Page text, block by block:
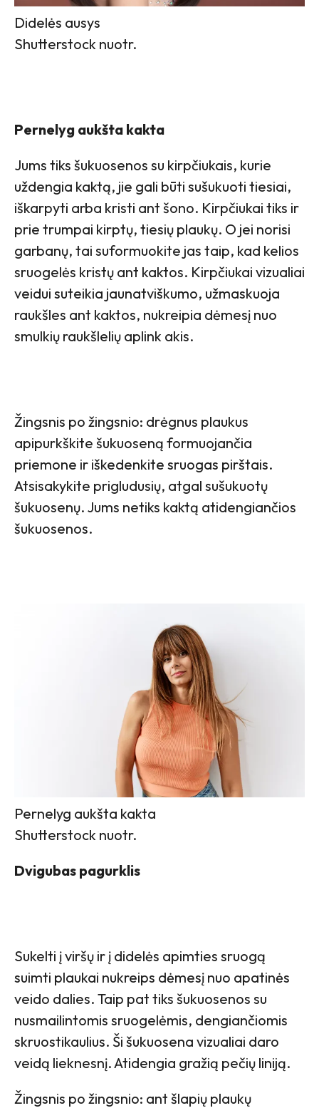
Didelės ausys
Shutterstock nuotr.
Pernelyg aukšta kakta
Jums tiks šukuosenos su kirpčiukais, kurie
uždengia kaktą, jie gali būti sušukuoti tiesiai,
iškarpyti arba kristi ant šono. Kirpčiukai tiks ir
prie trumpai kirptų, tiesių plaukų. O jei norisi
garbanų, tai suformuokite jas taip, kad kelios
sruogelės kristų ant kaktos. Kirpčiukai vizualiai
veidui suteikia jaunatviškumo, užmaskuoja
raukšles ant kaktos, nukreipia dėmesį nuo
smulkių raukšlelių aplink akis.
Žingsnis po žingsnio: drėgnus plaukus
apipurkškite šukuoseną formuojančia
priemone ir iškedenkite sruogas pirštais.
Atsisakykite prigludusių, atgal sušukuotų
šukuosenų. Jums netiks kaktą atidengiančios
šukuosenos.
Pernelyg aukšta kakta
Shutterstock nuotr.
Dvigubas pagurklis
Sukelti į viršų ir į didelės apimties sruogą
suimti plaukai nukreips dėmesį nuo apatinės
veido dalies. Taip pat tiks šukuosenos su
nusmailintomis sruogelėmis, dengiančiomis
skruostikaulius. Ši šukuosena vizualiai daro
veidą lieknesnį. Atidengia gražią pečių liniją.
Žingsnis po žingsnio: ant šlapių plaukų